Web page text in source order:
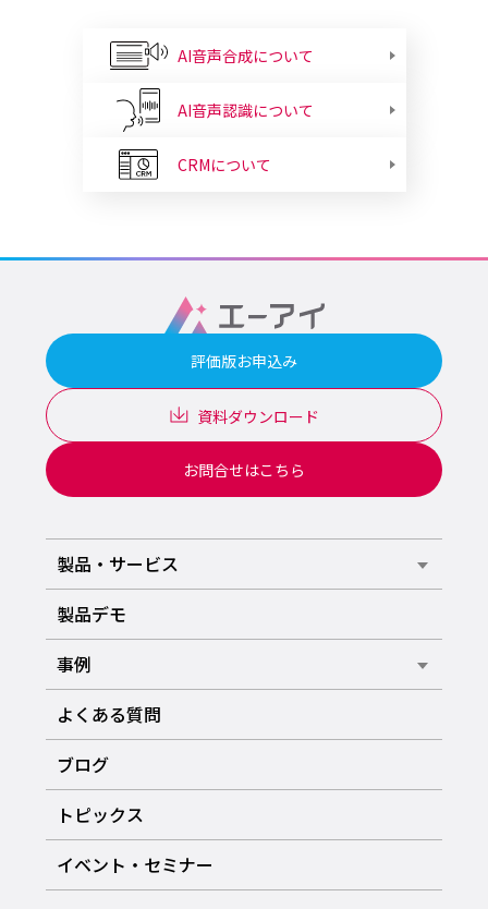
AI音声合成について
AI音声認識について
CRMについて
評価版お申込み
資料ダウンロード
お問合せはこちら
製品・サービス
製品デモ
事例
よくある質問
ブログ
トピックス
イベント・セミナー